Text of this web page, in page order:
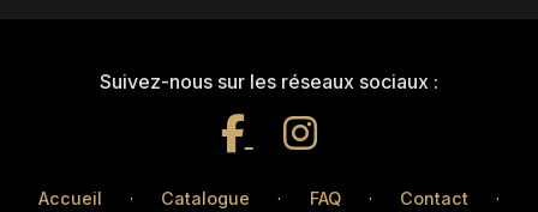
Suivez-nous sur les réseaux sociaux :
Accueil · Catalogue · FAQ · Contact ·